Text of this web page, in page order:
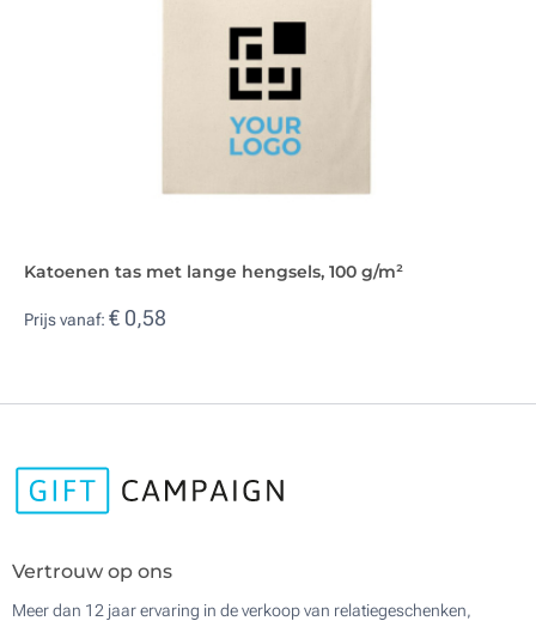
Katoenen tas met lange hengsels, 100 g/m²
Prijs vanaf: € 0,58
Vertrouw op ons
Meer dan 12 jaar ervaring in de verkoop van relatiegeschenken,